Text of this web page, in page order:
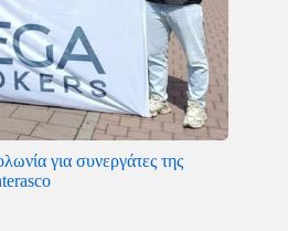
για συνεργάτες της